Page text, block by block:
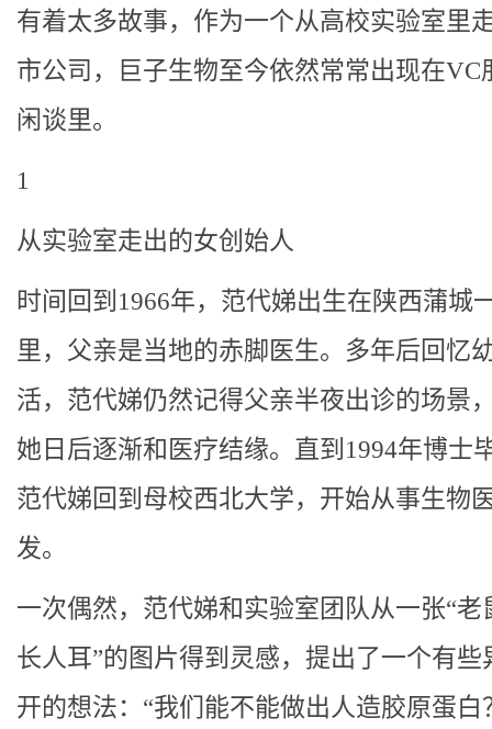
有着太多故事，作为一个从高校实验室里
市公司，巨子生物至今依然常常出现在VC
闲谈里。
1
从实验室走出的女创始人
时间回到1966年，范代娣出生在陕西蒲城
里，父亲是当地的赤脚医生。多年后回忆
活，范代娣仍然记得父亲半夜出诊的场景
她日后逐渐和医疗结缘。直到1994年博士
范代娣回到母校西北大学，开始从事生物
发。
一次偶然，范代娣和实验室团队从一张“老
长人耳”的图片得到灵感，提出了一个有些
开的想法：“我们能不能做出人造胶原蛋白